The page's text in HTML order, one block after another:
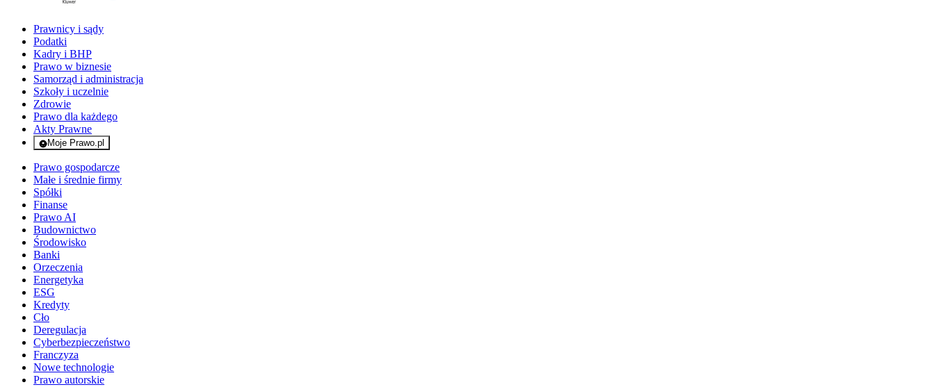
Prawnicy i sądy
Podatki
Kadry i BHP
Prawo w biznesie
Samorząd i administracja
Szkoły i uczelnie
Zdrowie
Prawo dla każdego
Akty Prawne
Moje Prawo.pl
- rejestracja i logowanie do serwisu
Prawo gospodarcze
Małe i średnie firmy
Spółki
Finanse
Prawo AI
Budownictwo
Środowisko
Banki
Orzeczenia
Energetyka
ESG
Kredyty
Cło
Deregulacja
Cyberbezpieczeństwo
Franczyza
Nowe technologie
Prawo autorskie